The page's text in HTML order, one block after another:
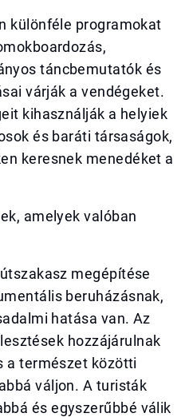
különféle programokat
táncbemutatók és
várják a vendégeket.
kihasználják a helyiek
és baráti társaságok,
keresnek menedéket a
amelyek valóban
megépítése
beruházásnak,
hatása van. Az
hozzájárulnak
a természet közötti
váljon. A turisták
és egyszerűbbé válik